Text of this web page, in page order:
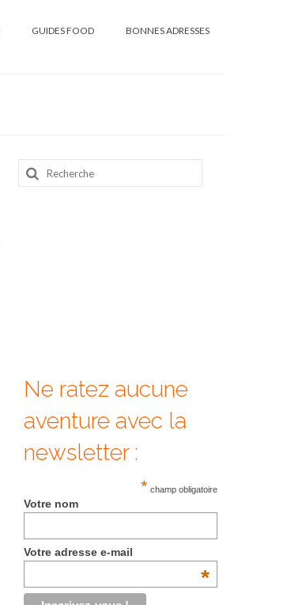
GUIDES FOOD BONNES ADRESSES
Rechercher
:
Ne ratez aucune
aventure avec la
newsletter :
* champ obligatoire
Votre nom
Votre adresse e-mail
*